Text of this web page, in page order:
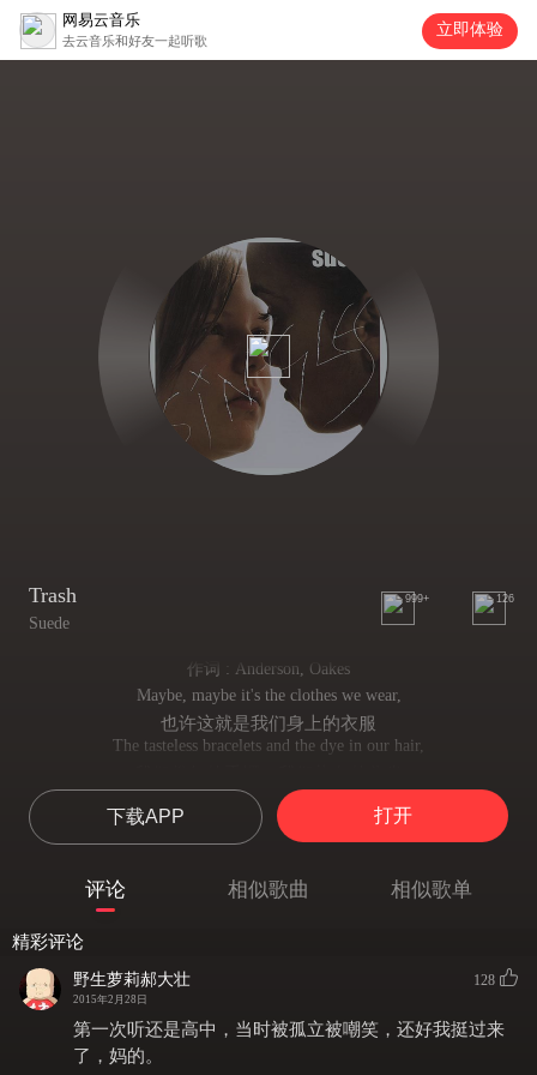
网易云音乐
去云音乐和好友一起听歌
立即体验
Trash
Suede
999+ 126
作词 : Anderson, Oakes
Maybe, maybe it's the clothes we wear,
也许这就是我们身上的衣服
The tasteless bracelets and the dye in our hair,
Maybe it's our kookiness,
或许这就是我们疯傻的本性
Or maybe, maybe it's our nowhere towns,
Our nothing places and our cellophane sounds,
或许这就是我们闲散的生活
我们只是垃圾
下载APP 打开
评论 相似歌曲 相似歌单
精彩评论
野生萝莉郝大壮
2015年2月28日
128
第一次听还是高中，当时被孤立被嘲笑，还好我挺过来
了，妈的。